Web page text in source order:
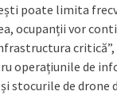
poate limita
ocupanții vor
operațiunile de
stocurile de